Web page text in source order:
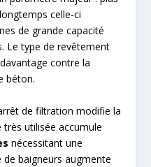
celle-ci
de grande capacité
Le type de revêtement
contre la
béton.
de filtration modifie la
très utilisée accumule
nécessitant une
baigneurs augmente